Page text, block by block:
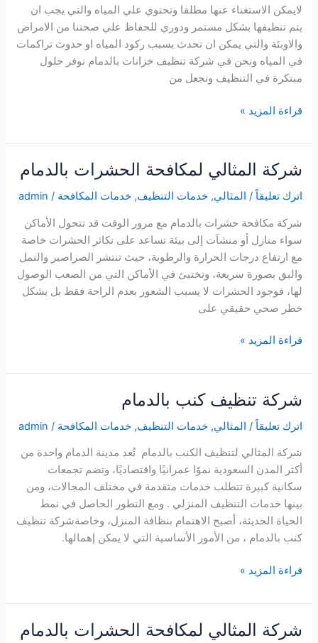
لايمكن الاستغناء عنها مطلقا وتحتوي علي المياه والتي يجب ان
يتم تنظيفها بشكل مستمر ودوري للحفاظ علي صحتنا من الامراض
والاوبئة والتي يمكن ان تحدث بسبب ركود المياه او حدوث تراكمات
في المياه ونحن في شركة تنظيف خزانات بالدمام نوفر حلول
مبتكرة في التنظيف ونجعل من
شركة
خزانات
بالدمام
قراءة المزيد »
شركة المثالي لمكافحة الحشرات بالدمام
اترك تعليقاً / المثالي,خدمات التنظيف,خدمات المكافحة /
admin
شركة مكافحة حشرات بالدمام مع مرور الوقت قد تتحول الأماكن
سواء منازل أو منشآت إلى بيئة تساعد على تكاثر الحشرات خاصة
مع ارتفاع درجات الحرارة والرطوبة، حيث تنتشر الصراصير والنمل
والبق بصورة سريعة، وتختبئ في الأماكن التي من الصعب الوصول
لها، فوجود الحشرات لا يسبب الشعور بعدم الراحة فقط بل يشكل
خطر صحي حقيقي على
شركة
لمكافحة
الحشرات
بالدمام
قراءة المزيد »
شركة تنظيف كنب بالدمام
اترك تعليقاً / المثالي,خدمات التنظيف,خدمات المكافحة /
admin
شركة المثالي لتنظيف الكنب بالدمام تُعد مدينة الدمام واحدة من
أكثر المدن السعودية نموًا عمرانيًا واقتصاديًا، وتضم تجمعات
سكانية كبيرة تتطلب خدمات متقدمة في مختلف المجالات، ومن
بينها خدمات التنظيف المنزلي . ومع التطور الحاصل في نمط
الحياة الحديثة، أصبح الاهتمام بنظافة المنزل، وخاصةشركة تنظيف
كنب بالدمام ، من الأمور الأساسية التي لا يمكن إهمالها.
شركة
كنب
بالدمام
قراءة المزيد »
شركة المثالي لمكافحة الحشرات بالدمام